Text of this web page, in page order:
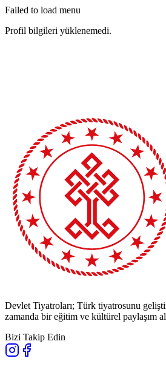
Failed to load menu
Profil bilgileri yüklenemedi.
Devlet Tiyatroları; Türk tiyatrosunu
zamanda bir eğitim ve kültürel paylaşım
Bizi Takip Edin